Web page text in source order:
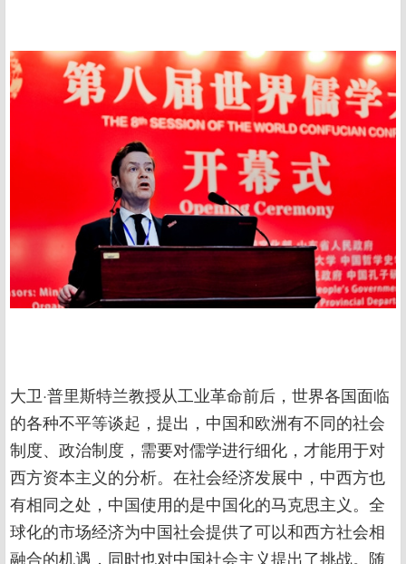
大卫·普里斯特兰教授从工业革命前后，世界各国面临
的各种不平等谈起，提出，中国和欧洲有不同的社会
制度、政治制度，需要对儒学进行细化，才能用于对
西方资本主义的分析。在社会经济发展中，中西方也
有相同之处，中国使用的是中国化的马克思主义。全
球化的市场经济为中国社会提供了可以和西方社会相
融合的机遇，同时也对中国社会主义提出了挑战。随